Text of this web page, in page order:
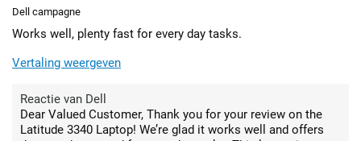
Dell campagne
Works well, plenty fast for every day tasks.
Vertaling weergeven
Reactie van Dell
Dear Valued Customer, Thank you for your review on the
Latitude 3340 Laptop! We’re glad it works well and offers